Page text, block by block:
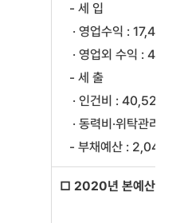
- 세 입
· 영업수익 : 17,454백
· 영업외 수익 : 4,583
- 세 출
· 인건비 : 40,527백
· 동력비·위탁관리비
- 부채예산 : 2,046백
□ 2020년 본예산안